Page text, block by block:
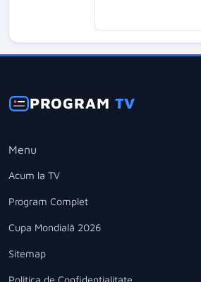
PROGRAMTV
Menu
Acum la TV
Program Complet
Cupa Mondială 2026
Sitemap
Politica de Confidentialitate